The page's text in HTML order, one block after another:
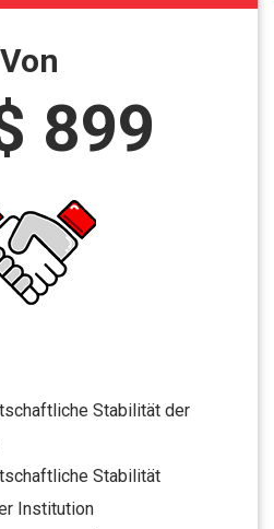
Von
899
Stabilität der
Stabilität
Institution